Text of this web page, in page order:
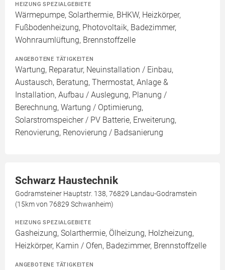
HEIZUNG SPEZIALGEBIETE
Wärmepumpe, Solarthermie, BHKW, Heizkörper,
Fußbodenheizung, Photovoltaik, Badezimmer,
Wohnraumlüftung, Brennstoffzelle
ANGEBOTENE TÄTIGKEITEN
Wartung, Reparatur, Neuinstallation / Einbau,
Austausch, Beratung, Thermostat, Anlage &
Installation, Aufbau / Auslegung, Planung /
Berechnung, Wartung / Optimierung,
Solarstromspeicher / PV Batterie, Erweiterung,
Renovierung, Renovierung / Badsanierung
Schwarz Haustechnik
Godramsteiner Hauptstr. 138, 76829 Landau-Godramstein
(15km von 76829 Schwanheim)
HEIZUNG SPEZIALGEBIETE
Gasheizung, Solarthermie, Ölheizung, Holzheizung,
Heizkörper, Kamin / Ofen, Badezimmer, Brennstoffzelle
ANGEBOTENE TÄTIGKEITEN